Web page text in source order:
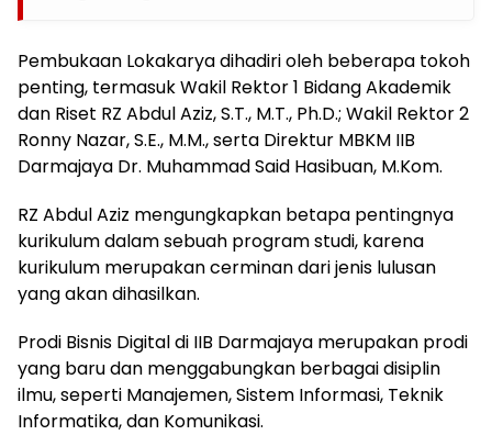
Pembukaan Lokakarya dihadiri oleh beberapa tokoh
penting, termasuk Wakil Rektor 1 Bidang Akademik
dan Riset RZ Abdul Aziz, S.T., M.T., Ph.D.; Wakil Rektor 2
Ronny Nazar, S.E., M.M., serta Direktur MBKM IIB
Darmajaya Dr. Muhammad Said Hasibuan, M.Kom.
RZ Abdul Aziz mengungkapkan betapa pentingnya
kurikulum dalam sebuah program studi, karena
kurikulum merupakan cerminan dari jenis lulusan
yang akan dihasilkan.
Prodi Bisnis Digital di IIB Darmajaya merupakan prodi
yang baru dan menggabungkan berbagai disiplin
ilmu, seperti Manajemen, Sistem Informasi, Teknik
Informatika, dan Komunikasi.